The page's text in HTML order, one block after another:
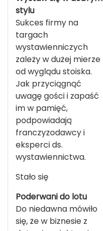
stylu
Sukces firmy na
targach
wystawienniczych
zależy w dużej mierze
od wyglądu stoiska.
Jak przyciągnąć
uwagę gości i zapaść
im w pamięć,
podpowiadają
franczyzodawcy i
eksperci ds.
wystawiennictwa.
Stało się
Poderwani do lotu
Do niedawna mówiło
się, że w biznesie z